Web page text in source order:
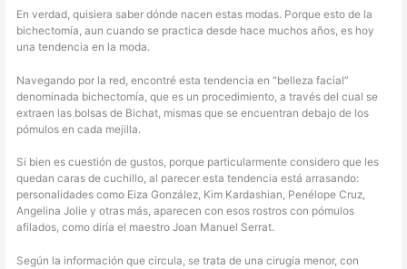
En verdad, quisiera saber dónde nacen estas modas. Porque esto de la
bichectomía, aun cuando se practica desde hace muchos años, es hoy
una tendencia en la moda.
Navegando por la red, encontré esta tendencia en “belleza facial”
denominada bichectomía, que es un procedimiento, a través del cual se
extraen las bolsas de Bichat, mismas que se encuentran debajo de los
pómulos en cada mejilla.
Si bien es cuestión de gustos, porque particularmente considero que les
quedan caras de cuchillo, al parecer esta tendencia está arrasando:
personalidades como Eiza González, Kim Kardashian, Penélope Cruz,
Angelina Jolie y otras más, aparecen con esos rostros con pómulos
afilados, como diría el maestro Joan Manuel Serrat.
Según la información que circula, se trata de una cirugía menor, con